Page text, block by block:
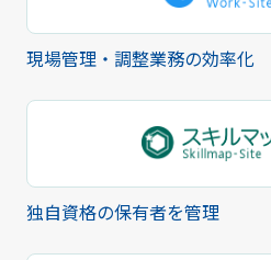
現場管理・調整業務の効率化
独自資格の保有者を管理